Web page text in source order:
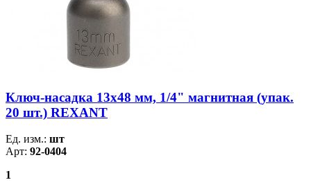
Ключ-насадка 13х48 мм, 1/4" магнитная (упак.
20 шт.) REXANT
Ед. изм.: шт
Арт: 92-0404
1